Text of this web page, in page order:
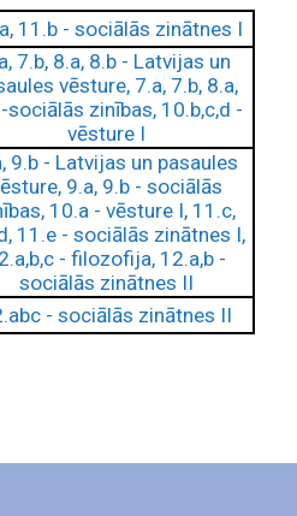
11.b - sociālās zinātnes I
7.b, 8.a, 8.b - Latvijas un
vēsture, 7.a, 7.b, 8.a,
sociālās zinības, 10.b,c,d -
vēsture I
9.b - Latvijas un pasaules
9.a, 9.b - sociālās
10.a - vēsture I, 11.c,
11.e - sociālās zinātnes I,
- filozofija, 12.a,b -
sociālās zinātnes II
- sociālās zinātnes II